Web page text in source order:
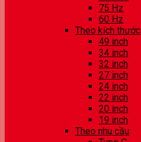
75 Hz
60 Hz
Theo kích thước
49 inch
34 inch
32 inch
27 inch
24 inch
22 inch
20 inch
19 inch
Theo nhu cầu